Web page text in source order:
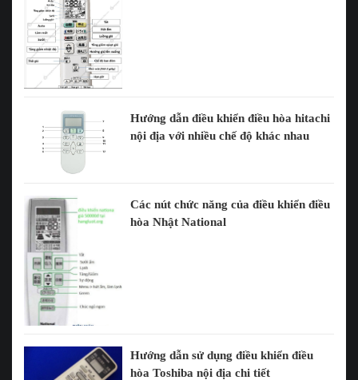
Hướng dẫn điều khiển điều hòa hitachi
nội địa với nhiều chế độ khác nhau
Các nút chức năng của điều khiển điều
hòa Nhật National
Hướng dẫn sử dụng điều khiển điều
hòa Toshiba nội địa chi tiết